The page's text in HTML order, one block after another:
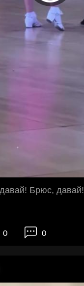
Брюс, давай!
0 0